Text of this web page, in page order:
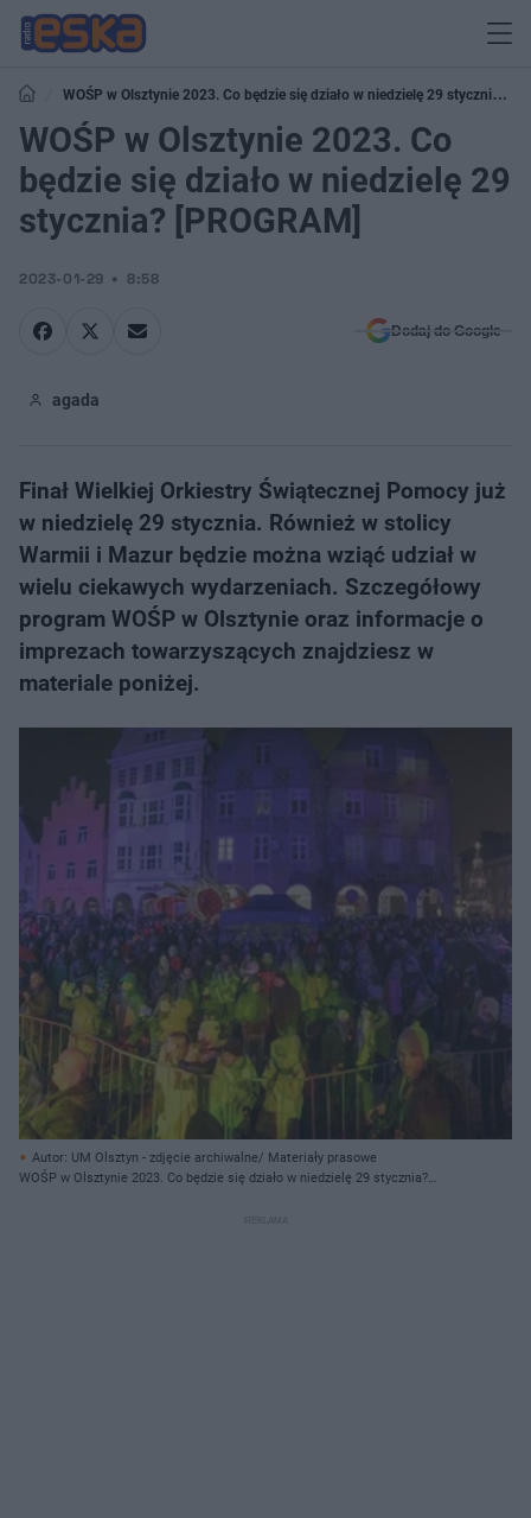
WOŚP w Olsztynie 2023. Co będzie się działo w niedzielę 29 stycznia?
[PROGRAM]
WOŚP w Olsztynie 2023. Co
będzie się działo w niedzielę 29
stycznia? [PROGRAM]
2023-01-29 8:58
Dodaj do Google
agada
Finał Wielkiej Orkiestry Świątecznej Pomocy już
w niedzielę 29 stycznia. Również w stolicy
Warmii i Mazur będzie można wziąć udział w
wielu ciekawych wydarzeniach. Szczegółowy
program WOŚP w Olsztynie oraz informacje o
imprezach towarzyszących znajdziesz w
materiale poniżej.
Autor: UM Olsztyn - zdjęcie archiwalne/ Materiały prasowe
WOŚP w Olsztynie 2023. Co będzie się działo w niedzielę 29 stycznia?